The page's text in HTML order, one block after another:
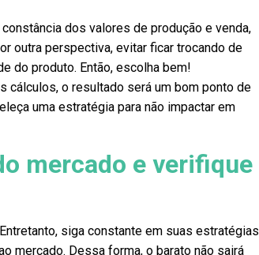
constância dos valores de produção e venda,
outra perspectiva, evitar ficar trocando de
do produto. Então, escolha bem!
cálculos, o resultado será um bom ponto de
uma estratégia para não impactar em
mercado e verifique
siga constante em suas estratégias
mercado. Dessa forma, o barato não sairá